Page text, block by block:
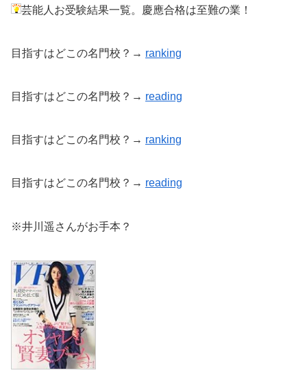
芸能人お受験結果一覧。慶應合格は至難の業！
目指すはどこの名門校？→ ranking
目指すはどこの名門校？→ reading
目指すはどこの名門校？→ ranking
目指すはどこの名門校？→ reading
※井川遥さんがお手本？